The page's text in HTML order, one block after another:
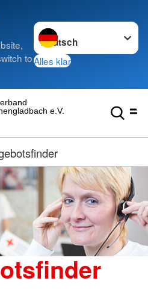
to
Sprache wechseln zu
Alles klar
e.V.